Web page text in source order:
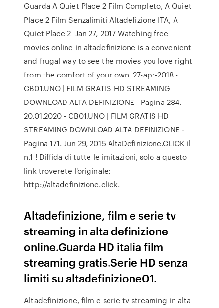
Guarda A Quiet Place 2 Film Completo, A Quiet
Place 2 Film Senzalimiti Altadefizione ITA, A
Quiet Place 2 Jan 27, 2017 Watching free
movies online in altadefinizione is a convenient
and frugal way to see the movies you love right
from the comfort of your own 27-apr-2018 -
CB01.UNO | FILM GRATIS HD STREAMING
DOWNLOAD ALTA DEFINIZIONE - Pagina 284.
20.01.2020 - CB01.UNO | FILM GRATIS HD
STREAMING DOWNLOAD ALTA DEFINIZIONE -
Pagina 171. Jun 29, 2015 AltaDefinizione.CLICK il
n.1 ! Diffida di tutte le imitazioni, solo a questo
link troverete l'originale:
http://altadefinizione.click.
Altadefinizione, film e serie tv
streaming in alta definizione
online.Guarda HD italia film
streaming gratis.Serie HD senza
limiti su altadefinizione01.
Altadefinizione, film e serie tv streaming in alta